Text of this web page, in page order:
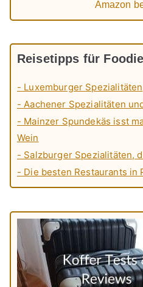
Amazon
Reisetipps für
- Luxemburger
- Aachener Spezialitäten
- Mainzer Spundekäs isst
Wein
- Salzburger Spezialitäten,
- Die besten Restaurants in